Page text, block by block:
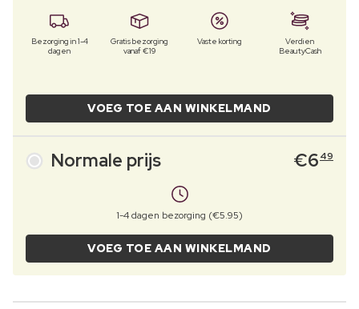
Bezorging in 1-4
dagen
Gratis bezorging
vanaf €19
Vaste korting
Verdien
BeautyCash
VOEG TOE AAN WINKELMAND
Normale prijs €6 49
1-4 dagen bezorging (€5.95)
VOEG TOE AAN WINKELMAND